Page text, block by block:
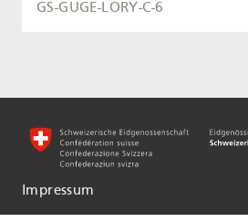
GS-GUGE-LORY-C-6
Impressum